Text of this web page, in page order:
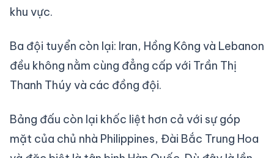
khu vực.
Ba đội tuyển còn lại: Iran, Hồng Kông và Lebanon
đều không nằm cùng đẳng cấp với Trần Thị
Thanh Thúy và các đồng đội.
Bảng đấu còn lại khốc liệt hơn cả với sự góp
mặt của chủ nhà Philippines, Đài Bắc Trung Hoa